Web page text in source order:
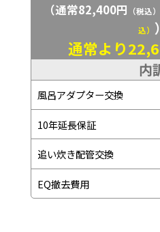
（通常82,400円 （税込）
込） ）
通常より
内
風呂アダプター交換
10年延長保証
追い炊き配管交換
EQ撤去費用